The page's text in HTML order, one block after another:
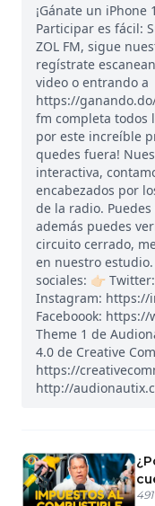
¡Gánate un iPhone
Participar es fácil:
ZOL FM, sigue
regístrate
video o entrando a
https://
fm completa todos
por este increíble
quedes fuera!
interactiva,
encabezados por
de la radio.
además puedes
circuito cerrado,
en nuestro
sociales: 👉🏻
Instagram: https://
Faceboook:
Theme 1 de
4.0 de Creative
https://
http://
491